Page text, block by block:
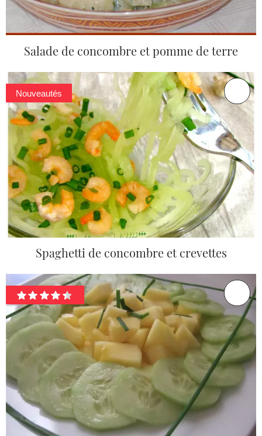
Salade de concombre et pomme de terre
Nouveautés
Spaghetti de concombre et crevettes